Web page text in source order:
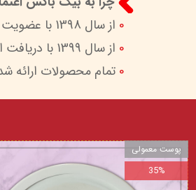
0 از سال 1398 با عضویت در ستاد ساماندهی پایگاه‌های اینترنتی وزارات ارشاد در کنار شما هستیم.
0 از سال 1399 با دریافت اینماد (نماد اعتماد الکترونیک) امکان پرداخت امن و آسان را برای شما فراهم کردیم.
0 تمام محصولات ارائه
پوست معمولی
35%